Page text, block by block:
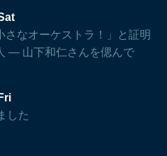
さなオーケストラ！」と証明
— 山下和仁さんを偲んで
した